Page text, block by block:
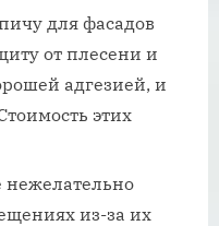
для фасадов
от плесени и
адгезией, и
этих
из-за их